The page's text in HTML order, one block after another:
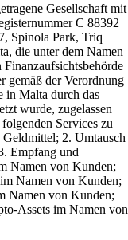
Gesellschaft mit
C 88392
Spinola Park, Triq
die unter dem Namen
gemäß der Verordnung
in Malta durch das
wurde, zugelassen
Services zu
2. Umtausch
Empfang und
Namen von Kunden;
Namen von Kunden;
Namen von Kunden;
Assets im Namen von